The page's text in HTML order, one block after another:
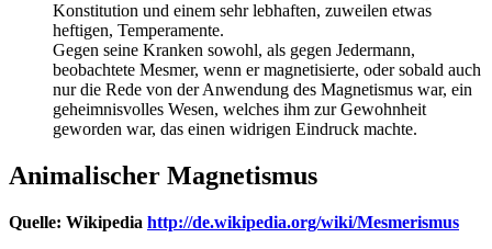
Konstitution und einem sehr lebhaften, zuweilen etwas
heftigen, Temperamente.
Gegen seine Kranken sowohl, als gegen Jedermann,
beobachtete Mesmer, wenn er magnetisierte, oder sobald auch
nur die Rede von der Anwendung des Magnetismus war, ein
geheimnisvolles Wesen, welches ihm zur Gewohnheit
geworden war, das einen widrigen Eindruck machte.
Animalischer Magnetismus
Quelle: Wikipedia http://de.wikipedia.org/wiki/Mesmerismus